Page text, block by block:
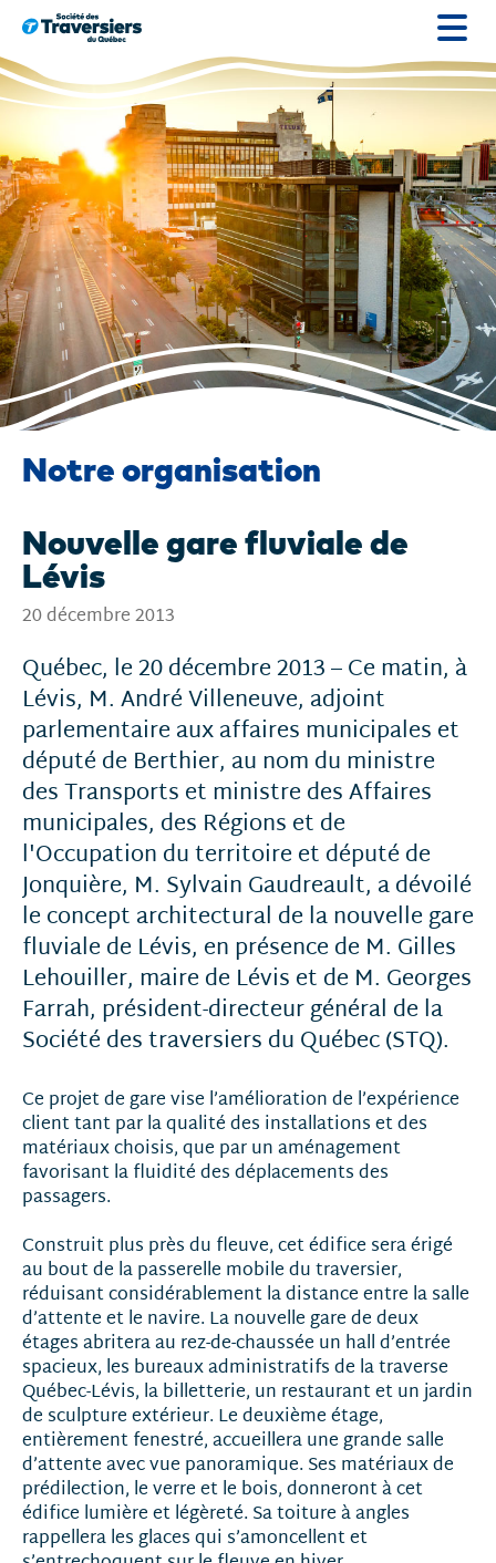
Passer
au
contenu
Notre organisation
Nouvelle gare fluviale de
Lévis
20 décembre 2013
Québec, le 20 décembre 2013 – Ce matin, à
Lévis, M. André Villeneuve, adjoint
parlementaire aux affaires municipales et
député de Berthier, au nom du ministre
des Transports et ministre des Affaires
municipales, des Régions et de
l'Occupation du territoire et député de
Jonquière, M. Sylvain Gaudreault, a dévoilé
le concept architectural de la nouvelle gare
fluviale de Lévis, en présence de M. Gilles
Lehouiller, maire de Lévis et de M. Georges
Farrah, président-directeur général de la
Société des traversiers du Québec (STQ).
Ce projet de gare vise l’amélioration de l’expérience
client tant par la qualité des installations et des
matériaux choisis, que par un aménagement
favorisant la fluidité des déplacements des
passagers.
Construit plus près du fleuve, cet édifice sera érigé
au bout de la passerelle mobile du traversier,
réduisant considérablement la distance entre la salle
d’attente et le navire. La nouvelle gare de deux
étages abritera au rez-de-chaussée un hall d’entrée
spacieux, les bureaux administratifs de la traverse
Québec-Lévis, la billetterie, un restaurant et un jardin
de sculpture extérieur. Le deuxième étage,
entièrement fenestré, accueillera une grande salle
d’attente avec vue panoramique. Ses matériaux de
prédilection, le verre et le bois, donneront à cet
édifice lumière et légèreté. Sa toiture à angles
rappellera les glaces qui s’amoncellent et